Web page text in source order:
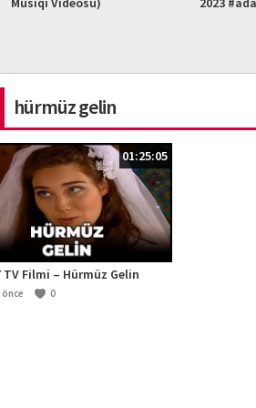
hürmüz gelin
01:25:05
TV Filmi – Hürmüz Gelin
önce 0